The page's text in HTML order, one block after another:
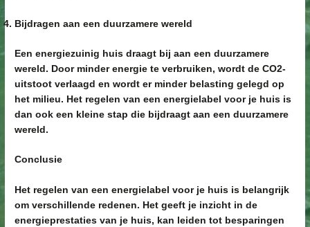
Bijdragen aan een duurzamere wereld
Een energiezuinig huis draagt bij aan een duurzamere
wereld. Door minder energie te verbruiken, wordt de CO2-
uitstoot verlaagd en wordt er minder belasting gelegd op
het milieu. Het regelen van een energielabel voor je huis is
dan ook een kleine stap die bijdraagt aan een duurzamere
wereld.
Conclusie
Het regelen van een energielabel voor je huis is belangrijk
om verschillende redenen. Het geeft je inzicht in de
energieprestaties van je huis, kan leiden tot besparingen